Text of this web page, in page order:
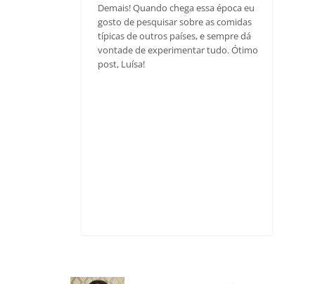
Demais! Quando chega essa época eu
gosto de pesquisar sobre as comidas
típicas de outros países, e sempre dá
vontade de experimentar tudo. Ótimo
post, Luísa!